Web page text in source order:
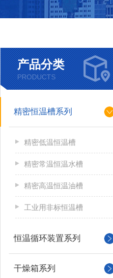
产品分类
PRODUCTS
精密恒温槽系列
精密低温恒温槽
精密常温恒温水槽
精密高温恒温油槽
工业用非标恒温槽
恒温循环装置系列
干燥箱系列